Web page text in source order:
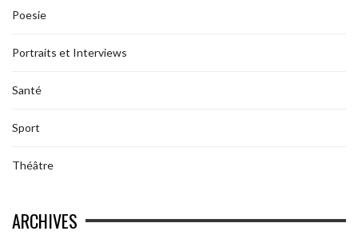
Poesie
Portraits et Interviews
Santé
Sport
Théâtre
ARCHIVES